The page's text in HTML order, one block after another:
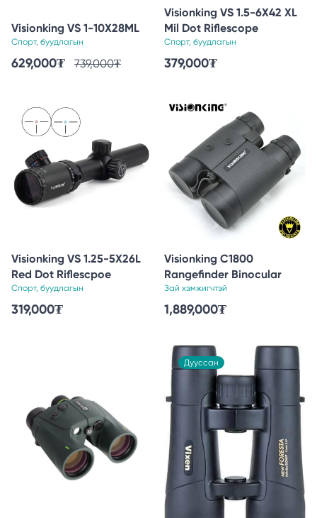
Visionking VS 1-10X28ML
Спорт, буудлагын
629,000₮ 739,000₮
Visionking VS 1.5-6X42 XL
Mil Dot Riflescope
Спорт, буудлагын
379,000₮
Visionking VS 1.25-5X26L
Red Dot Riflescpoe
Спорт, буудлагын
319,000₮
Visionking C1800
Rangefinder Binocular
Зай хэмжигчтэй
1,889,000₮
Дууссан